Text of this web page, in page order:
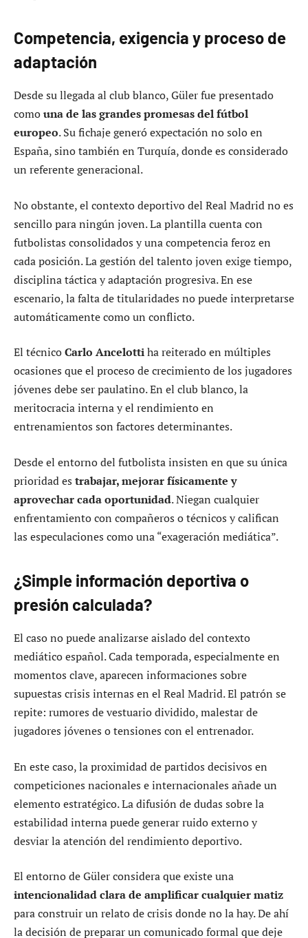
Competencia, exigencia y proceso de
adaptación
Desde su llegada al club blanco, Güler fue presentado
comouna de las grandes promesas del fútbol
europeo. Su fichaje generó expectación no solo en
España, sino también en Turquía, donde es considerado
un referente generacional.
No obstante, el contexto deportivo del Real Madrid no es
sencillo para ningún joven. La plantilla cuenta con
futbolistas consolidados y una competencia feroz en
cada posición. La gestión del talento joven exige tiempo,
disciplina táctica y adaptación progresiva. En ese
escenario, la falta de titularidades no puede interpretarse
automáticamente como un conflicto.
El técnicoCarlo Ancelottiha reiterado en múltiples
ocasiones que el proceso de crecimiento de los jugadores
jóvenes debe ser paulatino. En el club blanco, la
meritocracia interna y el rendimiento en
entrenamientos son factores determinantes.
Desde el entorno del futbolista insisten en que su única
prioridad es trabajar, mejorar físicamente y
aprovechar cada oportunidad. Niegan cualquier
enfrentamiento con compañeros o técnicos y califican
las especulaciones como una “exageración mediática”.
¿Simple información deportiva o
presión calculada?
El caso no puede analizarse aislado del contexto
mediático español. Cada temporada, especialmente en
momentos clave, aparecen informaciones sobre
supuestas crisis internas en el Real Madrid. El patrón se
repite: rumores de vestuario dividido, malestar de
jugadores jóvenes o tensiones con el entrenador.
En este caso, la proximidad de partidos decisivos en
competiciones nacionales e internacionales añade un
elemento estratégico. La difusión de dudas sobre la
estabilidad interna puede generar ruido externo y
desviar la atención del rendimiento deportivo.
El entorno de Güler considera que existe una
intencionalidad clara de amplificar cualquier matiz
para construir un relato de crisis donde no la hay. De ahí
la decisión de preparar un comunicado formal que deje